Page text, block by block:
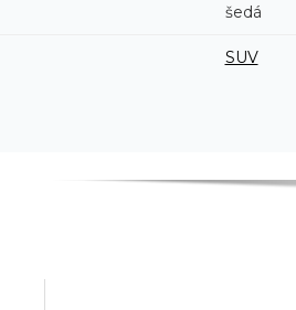
šedá
SUV